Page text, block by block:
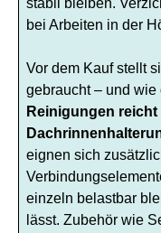
stabil bleiben.
bei Arbeiten in der
Vor dem Kauf stellt
gebraucht – und wie
Reinigungen
eignen sich
einzeln belastbar
lässt. Zubehör wie